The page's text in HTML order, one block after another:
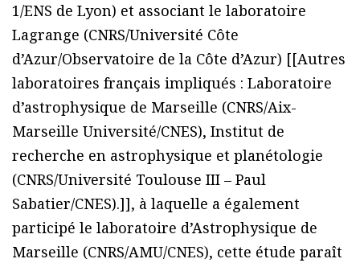
1/ENS de Lyon) et associant le laboratoire
Lagrange (CNRS/Université Côte
d’Azur/Observatoire de la Côte d’Azur) [[Autres
laboratoires français impliqués : Laboratoire
d’astrophysique de Marseille (CNRS/Aix-
Marseille Université/CNES), Institut de
recherche en astrophysique et planétologie
(CNRS/Université Toulouse III – Paul
Sabatier/CNES).]], à laquelle a également
participé le laboratoire d’Astrophysique de
Marseille (CNRS/AMU/CNES), cette étude paraît